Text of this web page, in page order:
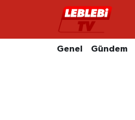
Genel Gündem
Hava Durumu